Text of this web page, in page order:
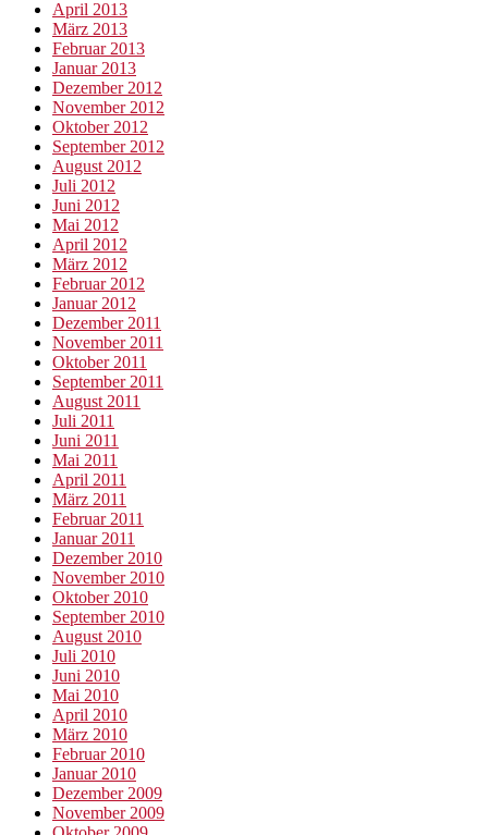
April 2013
März 2013
Februar 2013
Januar 2013
Dezember 2012
November 2012
Oktober 2012
September 2012
August 2012
Juli 2012
Juni 2012
Mai 2012
April 2012
März 2012
Februar 2012
Januar 2012
Dezember 2011
November 2011
Oktober 2011
September 2011
August 2011
Juli 2011
Juni 2011
Mai 2011
April 2011
März 2011
Februar 2011
Januar 2011
Dezember 2010
November 2010
Oktober 2010
September 2010
August 2010
Juli 2010
Juni 2010
Mai 2010
April 2010
März 2010
Februar 2010
Januar 2010
Dezember 2009
November 2009